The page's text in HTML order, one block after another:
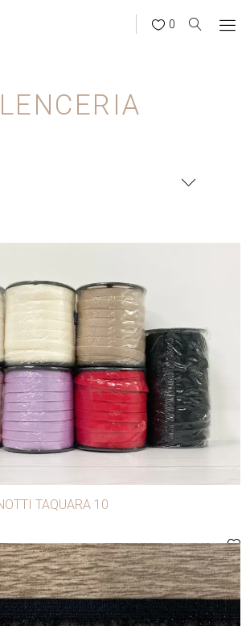
0
LENCERIA
BUSCAR
y decoración
TAQUARA 10